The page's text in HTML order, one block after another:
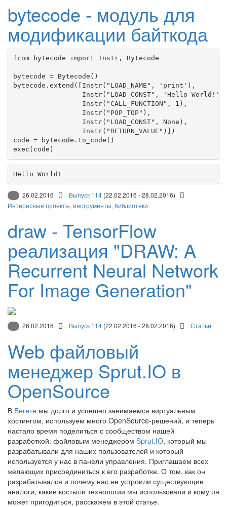
bytecode - модуль для
модификации байткода
from bytecode import Instr, Bytecode
bytecode = Bytecode()
bytecode.extend([Instr("LOAD_NAME", 'print'),
Instr("LOAD_CONST", 'Hello
                 Instr("CALL_FUNCTION", 1),
                 Instr("POP_TOP"),
                 Instr("LOAD_CONST", None),
                 Instr("RETURN_VALUE")])
code = bytecode.to_code()
26.02.2016 Выпуск 114 (22.02.2016 - 28.02.2016)
Интересные проекты, инструменты, библиотеки
draw - TensorFlow
реализация "DRAW: A
Recurrent Neural Network
For Image Generation"
26.02.2016 Выпуск 114 (22.02.2016 - 28.02.2016) Статьи
Web файловый
менеджер Sprut.IO в
OpenSource
В Бегете мы долго и успешно занимаемся виртуальным
хостингом, используем много OpenSource-решений, и теперь
настало время поделиться с сообществом нашей
разработкой: файловым менеджером Sprut.IO, который мы
разрабатывали для наших пользователей и который
используется у нас в панели управления. Приглашаем всех
желающих присоединиться к его разработке. О том, как он
разрабатывался и почему нас не устроили существующие
аналоги, какие костыли технологии мы использовали и кому он
может пригодиться, расскажем в этой статье.